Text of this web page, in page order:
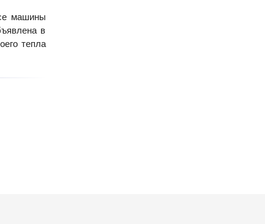
машины
в
тепла